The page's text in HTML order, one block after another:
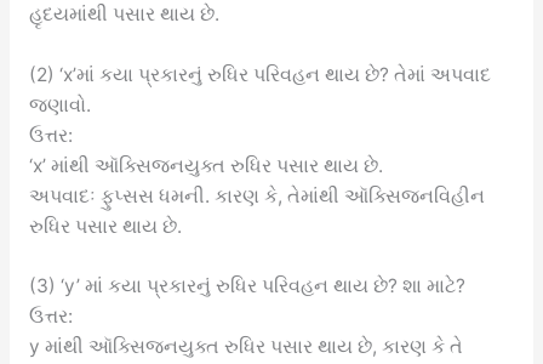
હૃદયમાંથી પસાર થાય છે.
(2) ‘x’માં કયા પ્રકારનું રુધિર પરિવહન થાય છે? તેમાં અપવાદ
જણાવો.
ઉત્તર:
‘x’ માંથી ઑક્સિજનયુક્ત રુધિર પસાર થાય છે.
અપવાદઃ ફુપ્સસ ધમની. કારણ કે, તેમાંથી ઑક્સિજનવિહીન
રુધિર પસાર થાય છે.
(3) ‘y’ માં કયા પ્રકારનું રુધિર પરિવહન થાય છે? શા માટે?
ઉત્તર:
y માંથી ઑક્સિજનયુક્ત રુધિર પસાર થાય છે, કારણ કે તે